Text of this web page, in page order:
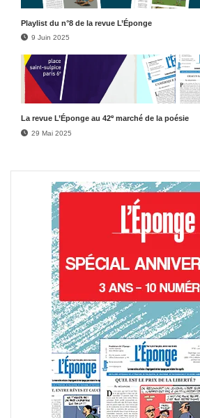
Play­list du n°8 de la revue L’Éponge
9 Juin 2025
La revue L’Éponge au 42e marché de la poésie
29 Mai 2025